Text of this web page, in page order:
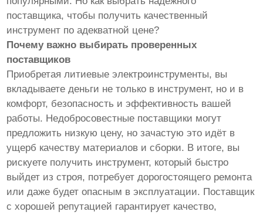
поставщика, чтобы получить качественный
инструмент по адекватной цене?
Почему важно выбирать проверенных
поставщиков
Приобретая литиевые электроинструменты, вы
вкладываете деньги не только в инструмент, но и в
комфорт, безопасность и эффективность вашей
работы. Недобросовестные поставщики могут
предложить низкую цену, но зачастую это идёт в
ущерб качеству материалов и сборки. В итоге, вы
рискуете получить инструмент, который быстро
выйдет из строя, потребует дорогостоящего ремонта
или даже будет опасным в эксплуатации. Поставщик
с хорошей репутацией гарантирует качество,